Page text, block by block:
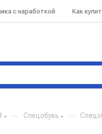
с наработкой Как
— Спецобувь —